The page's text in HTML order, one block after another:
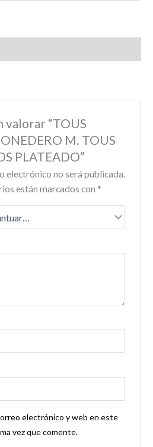
valorar “TOUS
M. TOUS
PLATEADO”
electrónico no será publicada.
están marcados con *
electrónico y web en este
vez que comente.